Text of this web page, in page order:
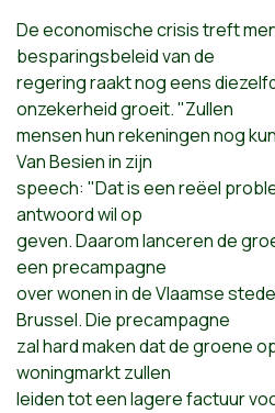
De economische crisis treft
besparingsbeleid van de
regering raakt nog eens
onzekerheid groeit. "Zullen
mensen hun rekeningen nog
Van Besien in zijn
speech: "Dat is een reëel
antwoord wil op
geven. Daarom lanceren de
een precampagne
over wonen in de Vlaamse
Brussel. Die precampagne
zal hard maken dat de groene
woningmarkt zullen
leiden tot een lagere factuur